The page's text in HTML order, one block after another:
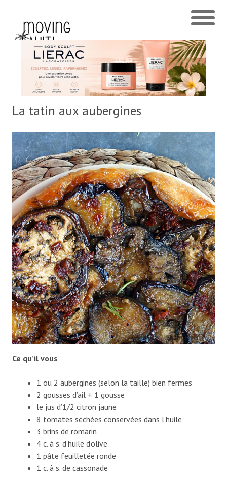
La tatin aux aubergines
Ce qu’il vous
1 ou 2 aubergines (selon la taille) bien fermes
2 gousses d’ail + 1 gousse
le jus d’1/2 citron jaune
8 tomates séchées conservées dans l’huile
3 brins de romarin
4 c. à s. d’huile d’olive
1 pâte feuilletée ronde
1 c. à s. de cassonade